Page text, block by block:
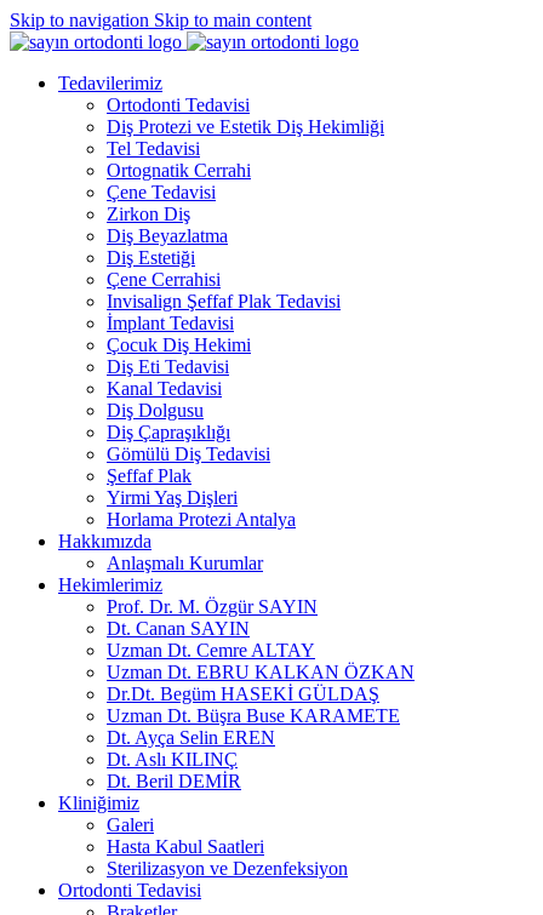
Skip to navigation Skip to main content
Tedavilerimiz
Ortodonti Tedavisi
Diş Protezi ve Estetik Diş Hekimliği
Tel Tedavisi
Ortognatik Cerrahi
Çene Tedavisi
Zirkon Diş
Diş Beyazlatma
Diş Estetiği
Çene Cerrahisi
Invisalign Şeffaf Plak Tedavisi
İmplant Tedavisi
Çocuk Diş Hekimi
Diş Eti Tedavisi
Kanal Tedavisi
Diş Dolgusu
Diş Çapraşıklığı
Gömülü Diş Tedavisi
Şeffaf Plak
Yirmi Yaş Dişleri
Horlama Protezi Antalya
Hakkımızda
Anlaşmalı Kurumlar
Hekimlerimiz
Prof. Dr. M. Özgür SAYIN
Dt. Canan SAYIN
Uzman Dt. Cemre ALTAY
Uzman Dt. EBRU KALKAN ÖZKAN
Dr.Dt. Begüm HASEKİ GÜLDAŞ
Uzman Dt. Büşra Buse KARAMETE
Dt. Ayça Selin EREN
Dt. Aslı KILINÇ
Dt. Beril DEMİR
Kliniğimiz
Galeri
Hasta Kabul Saatleri
Sterilizasyon ve Dezenfeksiyon
Ortodonti Tedavisi